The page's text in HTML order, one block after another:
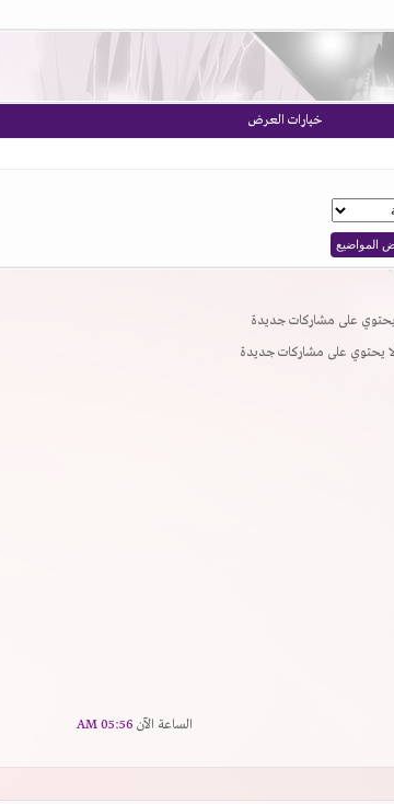
خيارات العرض
على مشاركات جديدة
يحتوي على مشاركات جديدة
الساعة الآن 05:56 AM